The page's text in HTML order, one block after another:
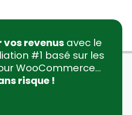
revenus avec le
#1 basé sur les
WooCommerce...
risque !